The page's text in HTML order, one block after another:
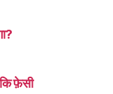
फ़ेसी